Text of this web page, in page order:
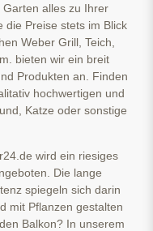
alles zu Ihrer
die Preise stets im Blick
Weber Grill, Teich,
bieten wir ein breit
Produkten an. Finden
hochwertigen und
Katze oder sonstige
wird ein riesiges
Die lange
spiegeln sich darin
mit Pflanzen gestalten
Balkon? In unserem